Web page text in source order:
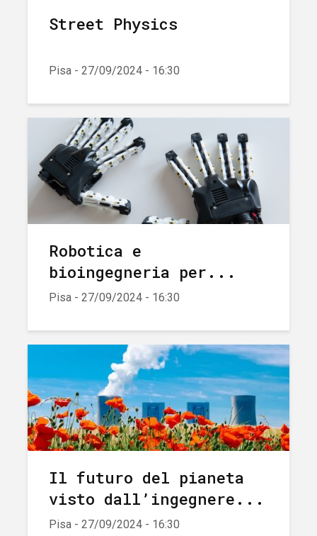
Street Physics
Pisa - 27/09/2024 - 16:30
Robotica e
bioingegneria per...
Pisa - 27/09/2024 - 16:30
Il futuro del pianeta
visto dall’ingegnere...
Pisa - 27/09/2024 - 16:30